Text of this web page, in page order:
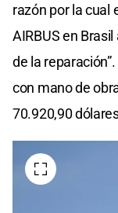
razón por la cual
AIRBUS en
de la
con mano de
70.920,90